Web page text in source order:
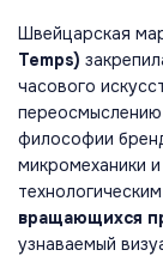
Швейцарская
Temps)
часового
философии
микромеханики
вращающихся
узнаваемый